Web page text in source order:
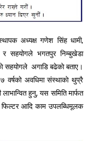
अध्यक्ष गणेश सिंह धामी,
र सहयोगले भगतपुर निम्बुखेडा
सहयोगले अगाडि बढेकाे बताए।
वर्षको अवधिमा संस्थाकाे थुप्रै
हुनु, यस समिति मार्फत
आदि काम उपलब्धिमूलक